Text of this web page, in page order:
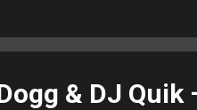
& DJ Quik